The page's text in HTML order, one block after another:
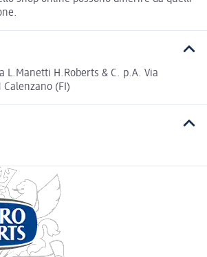
L.Manetti H.Roberts & C. p.A. Via
Calenzano (FI)